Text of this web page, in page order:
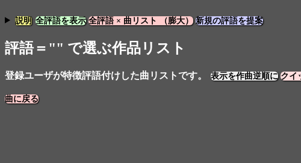
説明 全評語を表示 全評語 × 曲リスト （膨大） 新規の評語を提案
評語＝"" で選ぶ作品リスト
登録ユーザが特徴評語付けした曲リストです。 表示を作曲逆順に クイ
曲に戻る